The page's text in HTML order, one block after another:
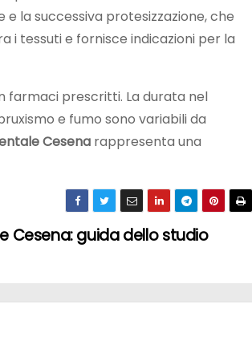
la successiva protesizzazione, che
i tessuti e fornisce indicazioni per la
farmaci prescritti. La durata nel
e fumo sono variabili da
Cesena rappresenta una
Cesena: guida dello studio